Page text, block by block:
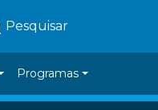
Pesquisar
Programas